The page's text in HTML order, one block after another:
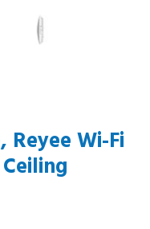
Reyee Wi-Fi